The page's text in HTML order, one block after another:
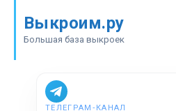
контенту
Выкроим.ру
Большая база выкроек
ТЕЛЕГРАМ‑КАНАЛ